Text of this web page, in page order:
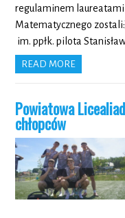
regulaminem
Matematycznego
im. ppłk. pilota
READ MORE
Powiatowa
chłopców